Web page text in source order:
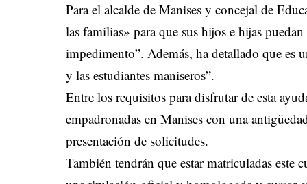
Para el alcalde de Manises y concejal de
las familias» para que sus hijos e hijas
impedimento”. Además, ha detallado que es
y las estudiantes maniseros”.
Entre los requisitos para disfrutar de esta
empadronadas en Manises con una
presentación de solicitudes.
También tendrán que estar matriculadas